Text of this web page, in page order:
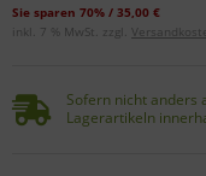
Sie sparen 70% / 35,00 €
inkl. 7 % MwSt. zzgl.
Sofern nicht anders
Lagerartikeln